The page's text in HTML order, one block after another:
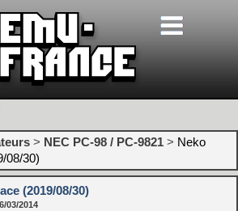
> NEC PC-98 / PC-9821 > Neko
08/30)
(2019/08/30)
03/2014